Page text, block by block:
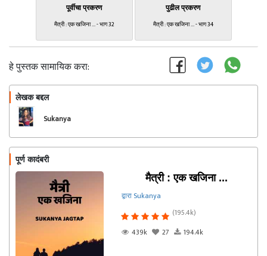
पूर्वीचा प्रकरण
मैत्री : एक खजिना ... - भाग 32
पुढील प्रकरण
मैत्री : एक खजिना ... - भाग 34
हे पुस्तक सामायिक करा:
लेखक बद्दल
Sukanya
पूर्ण कादंबरी
मैत्री : एक खजिना ...
द्वारा Sukanya
(195.4k)
439k
27 194.4k